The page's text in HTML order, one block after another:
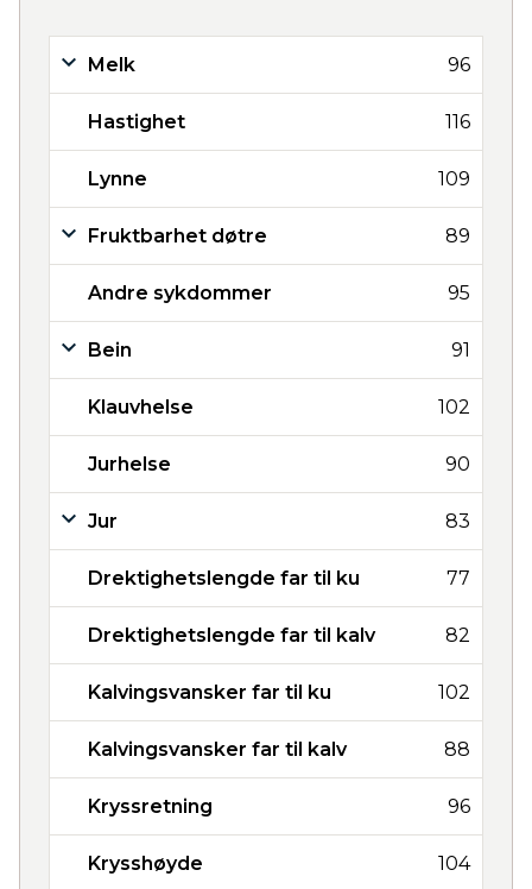
Melk 96
Hastighet 116
Lynne 109
Fruktbarhet døtre 89
Andre sykdommer 95
Bein 91
Klauvhelse 102
Jurhelse 90
Jur 83
Drektighetslengde far til ku 77
Drektighetslengde far til kalv 82
Kalvingsvansker far til ku 102
Kalvingsvansker far til kalv 88
Kryssretning 96
Krysshøyde 104